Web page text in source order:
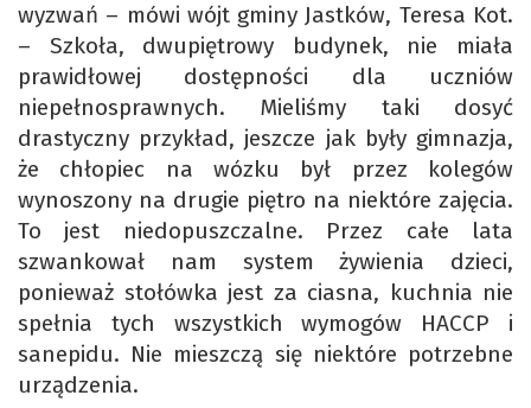
wyzwań – mówi wójt gminy Jastków, Teresa Kot.
– Szkoła, dwupiętrowy budynek, nie miała
prawidłowej dostępności dla uczniów
niepełnosprawnych. Mieliśmy taki dosyć
drastyczny przykład, jeszcze jak były gimnazja,
że chłopiec na wózku był przez kolegów
wynoszony na drugie piętro na niektóre zajęcia.
To jest niedopuszczalne. Przez całe lata
szwankował nam system żywienia dzieci,
ponieważ stołówka jest za ciasna, kuchnia nie
spełnia tych wszystkich wymogów HACCP i
sanepidu. Nie mieszczą się niektóre potrzebne
urządzenia.